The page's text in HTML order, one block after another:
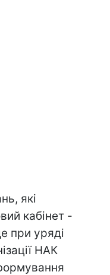
які
кабінет -
при уряді
НАК